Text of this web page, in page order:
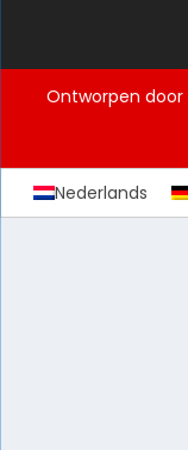
Ontworpen door
Nederlands